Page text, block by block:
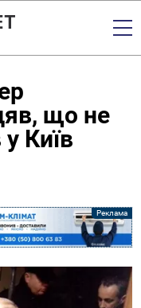
що не
Київ